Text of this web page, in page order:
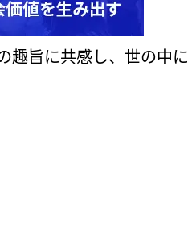
趣旨に共感し、世の中に